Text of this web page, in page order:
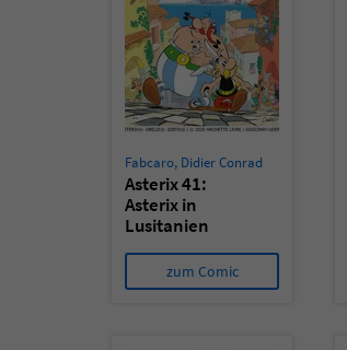
Fabcaro, Didier Conrad
Asterix 41:
Asterix in
Lusitanien
zum Comic